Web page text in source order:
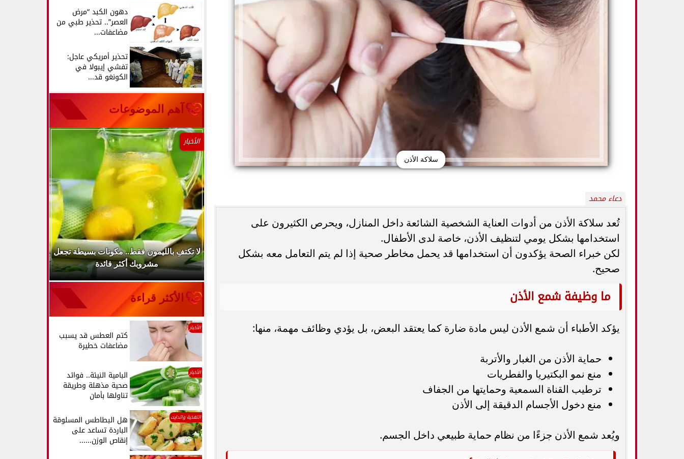
سلاكة الأذن
دعاء محمد
تُعد سلاكة الأذن من أدوات العناية الشخصية الشائعة داخل المنازل، ويحرص الكثيرون على
استخدامها بشكل يومي لتنظيف الأذن، خاصة لدى الأطفال.
لكن خبراء الصحة يؤكدون أن استخدامها قد يحمل مخاطر صحية إذا لم يتم التعامل معه بشكل
صحيح.
ما وظيفة شمع الأذن
يؤكد الأطباء أن شمع الأذن ليس مادة ضارة كما يعتقد البعض، بل يؤدي وظائف مهمة، منها:
حماية الأذن من الغبار والأتربة
منع نمو البكتيريا والفطريات
ترطيب القناة السمعية وحمايتها من الجفاف
منع دخول الأجسام الدقيقة إلى الأذن
ويُعد شمع الأذن جزءًا من نظام حماية طبيعي داخل الجسم.
دهون الكبد “مرض
العصر”.. تحذير طبي من
مضاعفات...
تحذير أمريكي عاجل:
تفشي إيبولا في
الكونغو قد...
آهم الموضوعات
5 خطوات بسيطة تحميك من السكري
وزارة الصحة تحذر من الإفراط في
طريقة عمل الملبن بعين الجمل في البيت..
الأخبار
لا تكتفِ بالليمون فقط.. مكونات بسيطة تجعل
مشروبك أكثر فائدة
الأكثر قراءة
الأخبار
كتم العطس قد يسبب
مضاعفات خطيرة
الأخبار البامية النيئة.. فوائد
صحية مذهلة وطريقة
تناولها بأمان
التغذية والدايت هل البطاطس المسلوقة
الباردة تساعد على
إنقاص الوزن......